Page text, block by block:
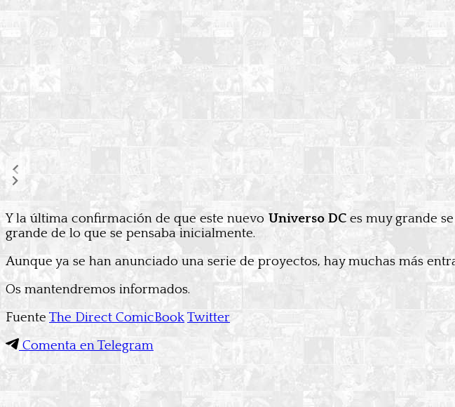
Y la última confirmación de que este nuevo Universo DCes muy grande
grande de lo que se pensaba inicialmente.
Aunque ya se han anunciado una serie de proyectos, hay muchas más
Os mantendremos informados.
Fuente The Direct ComicBookTwitter
Comenta en Telegram